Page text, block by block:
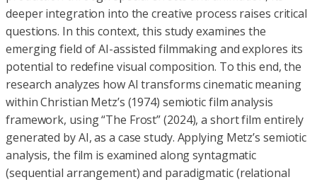
deeper integration into the creative process raises critical
questions. In this context, this study examines the
emerging field of AI-assisted filmmaking and explores its
potential to redefine visual composition. To this end, the
research analyzes how AI transforms cinematic meaning
within Christian Metz’s (1974) semiotic film analysis
framework, using “The Frost” (2024), a short film entirely
generated by AI, as a case study. Applying Metz’s semiotic
analysis, the film is examined along syntagmatic
(sequential arrangement) and paradigmatic (relational